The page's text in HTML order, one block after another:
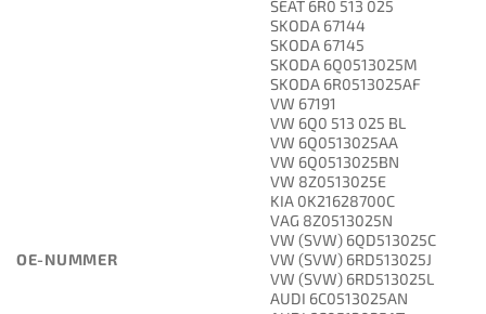
OE-NUMMER
SEAT 6R0 513 025
SKODA 67144
SKODA 67145
SKODA 6Q0513025M
SKODA 6R0513025AF
VW 67191
VW 6Q0 513 025 BL
VW 6Q0513025AA
VW 6Q0513025BN
VW 8Z0513025E
KIA 0K21628700C
VAG 8Z0513025N
VW (SVW) 6QD513025C
VW (SVW) 6RD513025J
VW (SVW) 6RD513025L
AUDI 6C0513025AN